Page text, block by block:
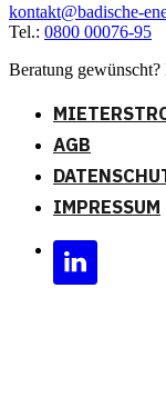
kontakt@badische-
Tel.: 0800 00076-95
Beratung
AGB
IMPRESSUM